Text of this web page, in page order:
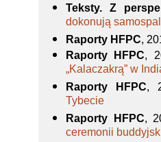
Teksty. Z
dokonują
Raporty HFPC,
Raporty HFPC,
„Kalaczakrą” w
Raporty HFPC,
Tybecie
Raporty HFPC,
ceremonii